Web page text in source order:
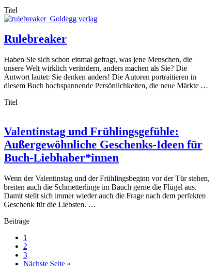
Titel
Rulebreaker
Haben Sie sich schon einmal gefragt, was jene Menschen, die
unsere Welt wirklich verändern, anders machen als Sie? Die
Antwort lautet: Sie denken anders! Die Autoren portraitieren in
diesem Buch hochspannende Persönlichkeiten, die neue Märkte …
Titel
Valentinstag und Frühlingsgefühle:
Außergewöhnliche Geschenks-Ideen für
Buch-Liebhaber*innen
Wenn der Valentinstag und der Frühlingsbeginn vor der Tür stehen,
breiten auch die Schmetterlinge im Bauch gerne die Flügel aus.
Damit stellt sich immer wieder auch die Frage nach dem perfekten
Geschenk für die Liebsten. …
Beiträge
Seite
1
Seite
2
Seite
3
Nächste Seite aufrufen
»